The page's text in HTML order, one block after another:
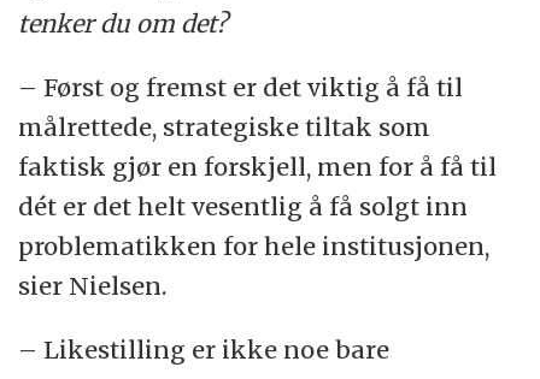
tenker du om det?
– Først og fremst er det viktig å få til
målrettede, strategiske tiltak som
faktisk gjør en forskjell, men for å få til
dét er det helt vesentlig å få solgt inn
problematikken for hele institusjonen,
sier Nielsen.
– Likestilling er ikke noe bare